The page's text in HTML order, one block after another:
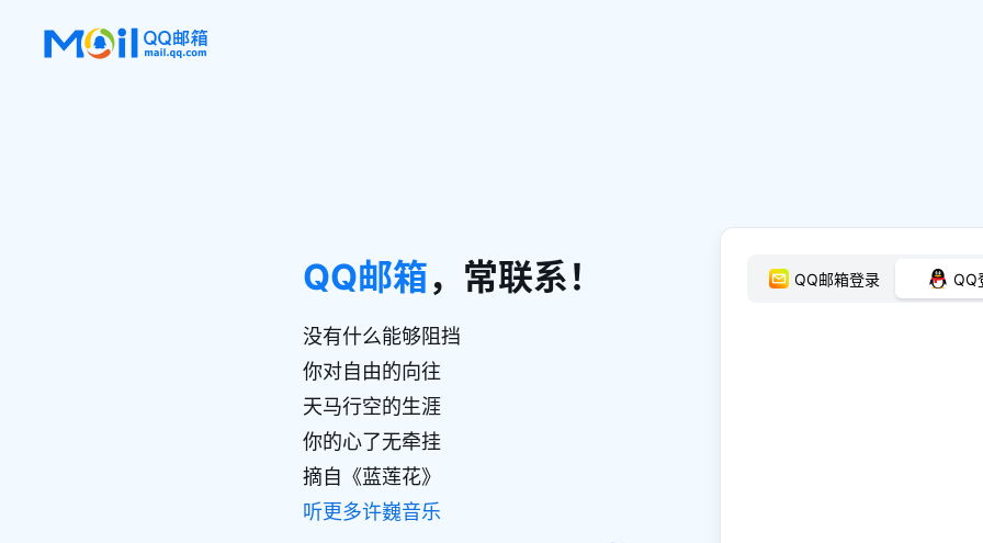
QQ邮箱，常联系！
没有什么能够阻挡
你对自由的向往
天马行空的生涯
你的心了无牵挂
摘自《蓝莲花》
听更多许巍音乐
QQ邮箱登录 QQ